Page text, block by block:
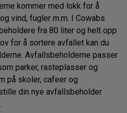
kommer med lokk for å
vind, fugler m.m. I Cowabs
fra 80 liter og helt opp
for å sortere avfallet kan du
Avfallsbeholderne passer
parker, rasteplasser og
på skoler, cafeer og
din nye avfallsbeholder